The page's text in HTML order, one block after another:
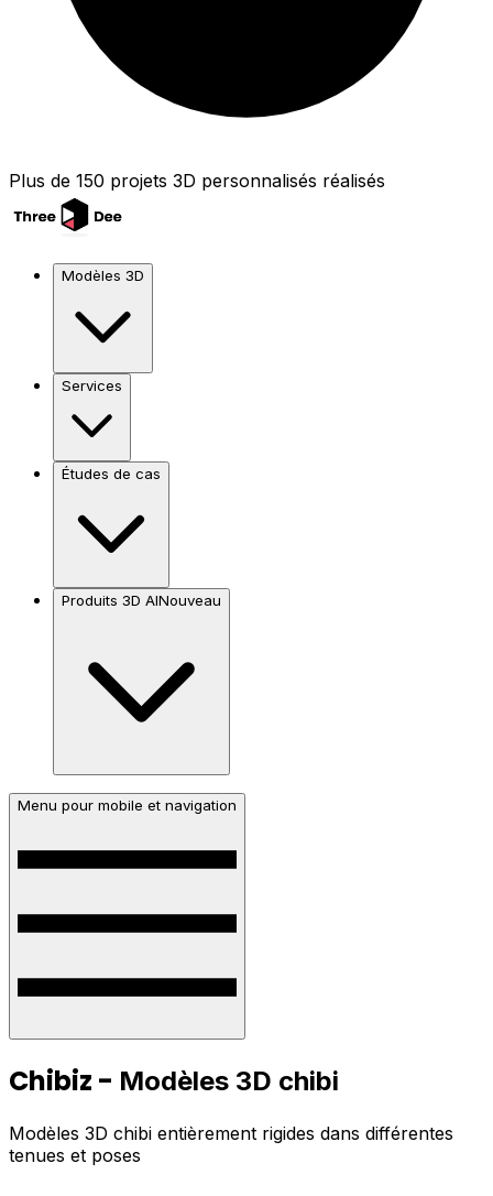
Plus de 150 projets 3D personnalisés réalisés
Modèles 3D
Services
Études de cas
Produits 3D AINouveau
Menu pour mobile et navigation
Chibiz - Modèles 3D chibi
Modèles 3D chibi entièrement rigides dans différentes
tenues et poses